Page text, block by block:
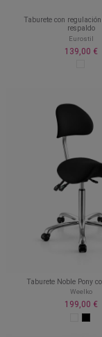
Taburete con
respaldo
Eurostil
139,00 €
Taburete Noble Pony
Weelko
199,00 €